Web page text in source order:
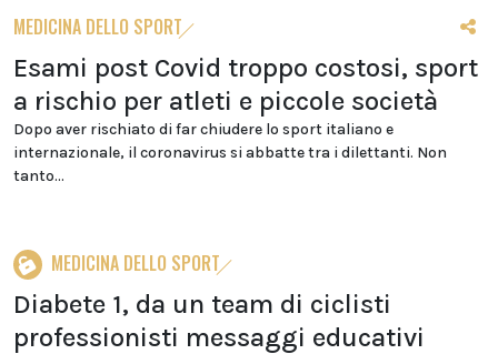
MEDICINA DELLO SPORT
Esami post Covid troppo costosi, sport
a rischio per atleti e piccole società
Dopo aver rischiato di far chiudere lo sport italiano e
internazionale, il coronavirus si abbatte tra i dilettanti. Non
tanto...
MEDICINA DELLO SPORT
Diabete 1, da un team di ciclisti
professionisti messaggi educativi